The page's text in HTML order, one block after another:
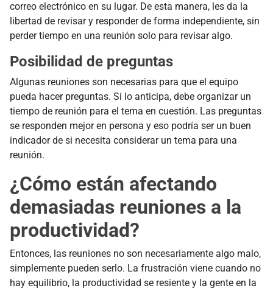
correo electrónico en su lugar. De esta manera, les da la
libertad de revisar y responder de forma independiente, sin
perder tiempo en una reunión solo para revisar algo.
Posibilidad de preguntas
Algunas reuniones son necesarias para que el equipo
pueda hacer preguntas. Si lo anticipa, debe organizar un
tiempo de reunión para el tema en cuestión. Las preguntas
se responden mejor en persona y eso podría ser un buen
indicador de si necesita considerar un tema para una
reunión.
¿Cómo están afectando
demasiadas reuniones a la
productividad?
Entonces, las reuniones no son necesariamente algo malo,
simplemente pueden serlo. La frustración viene cuando no
hay equilibrio, la productividad se resiente y la gente en la